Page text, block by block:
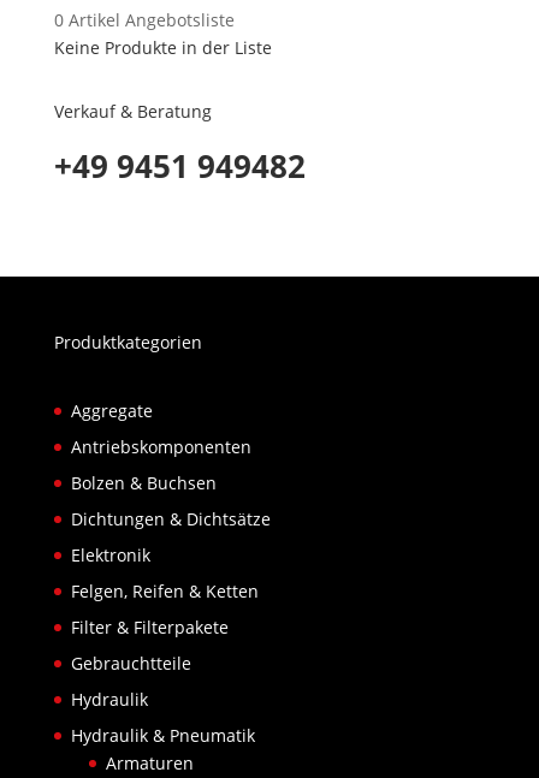
0Artikel Angebotsliste
Keine Produkte in der Liste
Verkauf & Beratung
+49 9451 949482
Produktkategorien
Aggregate
Antriebskomponenten
Bolzen & Buchsen
Dichtungen & Dichtsätze
Elektronik
Felgen, Reifen & Ketten
Filter & Filterpakete
Gebrauchtteile
Hydraulik
Hydraulik & Pneumatik
Armaturen